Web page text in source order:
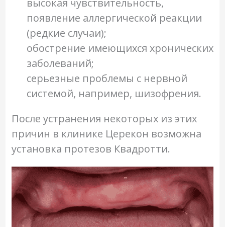
высокая чувствительность,
появление аллергической реакции
(редкие случаи);
обострение имеющихся хронических
заболеваний;
серьезные проблемы с нервной
системой, например, шизофрения.
После устранения некоторых из этих
причин в клинике Церекон возможна
установка протезов Квадротти.